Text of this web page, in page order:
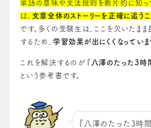
単語の意味や文法規則を断片的に知っ
は、 文章全体のストーリーを正確に追う
です。多くの受験生は、ここを欠いたま
するため、 学習効果が出にくくなっていま
これを解決するのが『 八澤のたった3時
という参考書です。
『八澤のたった3時